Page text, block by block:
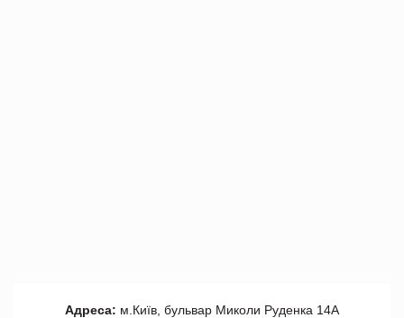
Адреса: м.Київ, бульвар Миколи Руденка 14А